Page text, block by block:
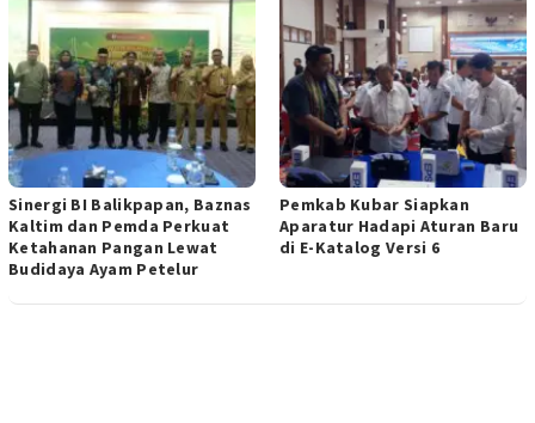
Sinergi BI Balikpapan, Baznas
Kaltim dan Pemda Perkuat
Ketahanan Pangan Lewat
Budidaya Ayam Petelur
Pemkab Kubar Siapkan
Aparatur Hadapi Aturan Baru
di E-Katalog Versi 6